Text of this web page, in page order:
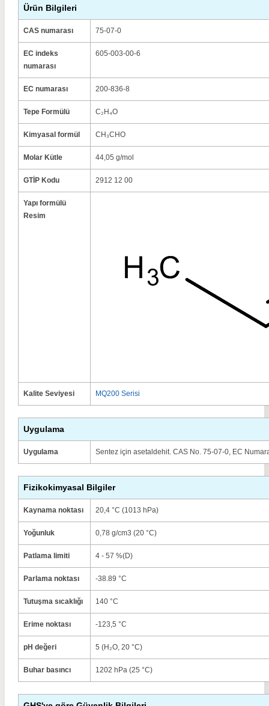
Ürün Bilgileri
CAS numarası 75-07-0
EC indeks
numarası
605-003-00-6
EC numarası 200-836-8
Tepe Formülü C₂H₄O
Kimyasal formül CH₃CHO
Molar Kütle 44,05 g/mol
GTİP Kodu 2912 12 00
Yapı formülü
Resim
Kalite Seviyesi MQ200 Serisi
Uygulama
Uygulama Sentez için asetaldehit. CAS No. 75-07-0, EC
Fizikokimyasal Bilgiler
Kaynama noktası 20,4 °C (1013 hPa)
Yoğunluk 0,78 g/cm3 (20 °C)
Patlama limiti 4 - 57 %(D)
Parlama noktası -38.89 °C
Tutuşma sıcaklığı 140 °C
Erime noktası -123,5 °C
pH değeri 5 (H₂O, 20 °C)
Buhar basıncı 1202 hPa (25 °C)